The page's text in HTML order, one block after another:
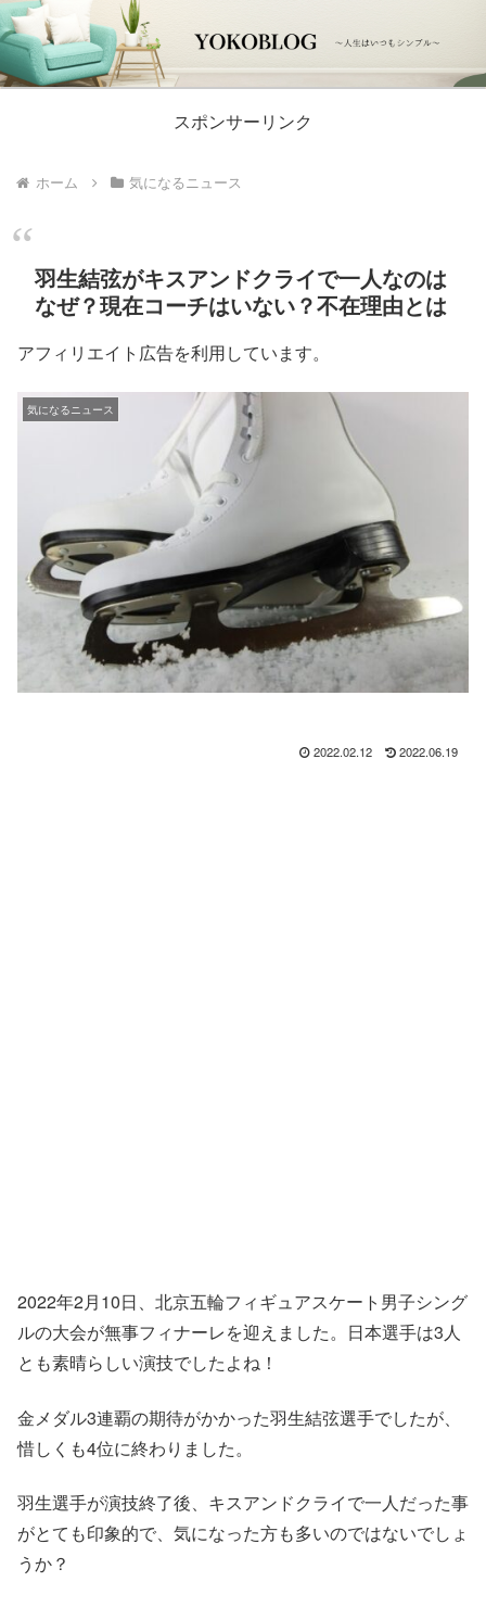
スポンサーリンク
ホーム 気になるニュース
羽生結弦がキスアンドクライで一人なのは
なぜ？現在コーチはいない？不在理由とは
アフィリエイト広告を利用しています。
気になるニュース
2022.02.12 2022.06.19
2022年2月10日、北京五輪フィギュアスケート男子シング
ルの大会が無事フィナーレを迎えました。日本選手は3人
とも素晴らしい演技でしたよね！
金メダル3連覇の期待がかかった羽生結弦選手でしたが、
惜しくも4位に終わりました。
羽生選手が演技終了後、キスアンドクライで一人だった事
がとても印象的で、気になった方も多いのではないでしょ
うか？